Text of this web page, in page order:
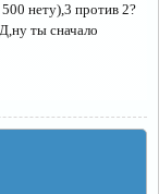
нету),3 против 2?
ты сначало